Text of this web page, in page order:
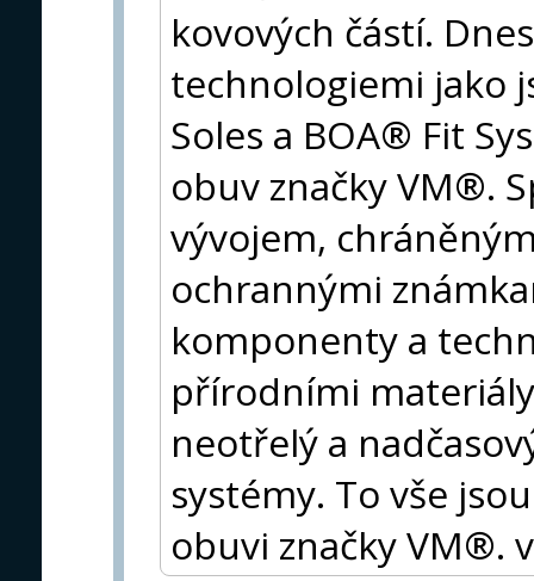
kovových částí.
technologiemi jako
Soles a BOA® Fit
obuv značky VM®.
vývojem,
ochrannými
komponenty a
přírodními
neotřelý a
systémy. To vše
obuvi značky VM®.